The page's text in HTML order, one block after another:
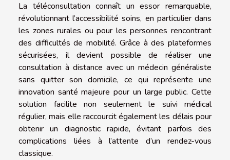
La téléconsultation connaît un essor remarquable,
révolutionnant l’accessibilité soins, en particulier dans
les zones rurales ou pour les personnes rencontrant
des difficultés de mobilité. Grâce à des plateformes
sécurisées, il devient possible de réaliser une
consultation à distance avec un médecin généraliste
sans quitter son domicile, ce qui représente une
innovation santé majeure pour un large public. Cette
solution facilite non seulement le suivi médical
régulier, mais elle raccourcit également les délais pour
obtenir un diagnostic rapide, évitant parfois des
complications liées à l’attente d’un rendez-vous
classique.